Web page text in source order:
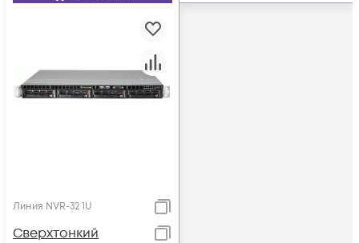
Линия NVR-32 1U
Сверхтонкий